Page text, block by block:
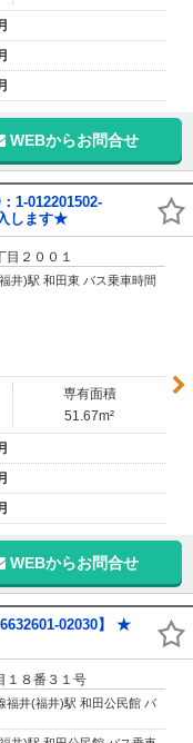
WEBからお問合せ
1-012201502-
します★
目２００１
井)駅 和田東 バス乗車時間
専有面積
51.67m²
WEBからお問合せ
02030】 ★
１８番３１号
福井(福井)駅 和田公民館 バ